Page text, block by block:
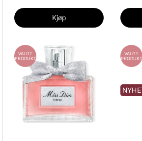
Kjøp
VALGT
PRODUKT
VALGT
PRODUKT